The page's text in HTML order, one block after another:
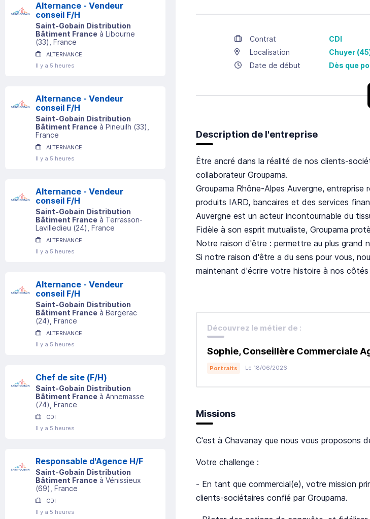
Alternance - Vendeur
conseil F/H
Saint-Gobain Distribution
Bâtiment France à Libourne
(33) , France
ALTERNANCE
Il y a 5 heures
Alternance - Vendeur
conseil F/H
Saint-Gobain Distribution
Bâtiment France à Pineuilh (33)
France
ALTERNANCE
Il y a 5 heures
Alternance - Vendeur
conseil F/H
Saint-Gobain Distribution
Bâtiment France à Terrasson-
Lavilledieu (24) , France
ALTERNANCE
Il y a 5 heures
Alternance - Vendeur
conseil F/H
Saint-Gobain Distribution
Bâtiment France à Bergerac
(24) , France
ALTERNANCE
Il y a 5 heures
Chef de site (F/H)
Saint-Gobain Distribution
Bâtiment France à Annemasse
(74) , France
CDI
Il y a 5 heures
Responsable d'Agence H/F
Saint-Gobain Distribution
Bâtiment France à Vénissieux
(69) , France
CDI
Il y a 5 heures
Contrat CDI
Localisation
Chuyer
Date de début
Dès que
Description de l'entreprise
Être ancré dans la réalité de nos clients-
collaborateur Groupama.
Groupama Rhône-Alpes Auvergne, entreprise
produits IARD, bancaires et des services
Auvergne est un acteur incontournable du
Fidèle à son esprit mutualiste, Groupama
Notre raison d'être : permettre au plus grand
Si notre raison d'être a du sens pour vous,
maintenant d'écrire votre histoire à nos côtés
Découvrez le métier de :
Sophie, Conseillère Commerciale
Portraits Le 18/06/2026
Missions
C'est à Chavanay que nous vous proposons
Votre challenge :
- En tant que commercial(e), votre mission
clients-sociétaires confié par Groupama.